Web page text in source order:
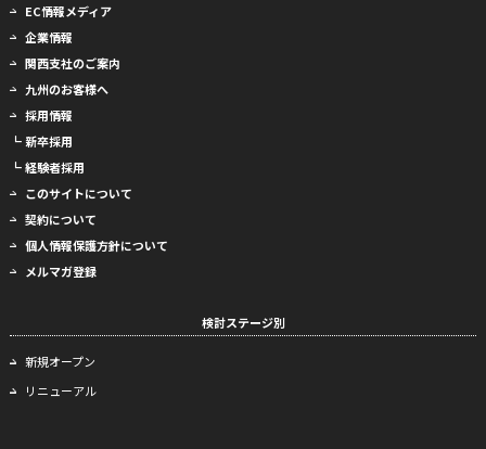
EC情報メディア
企業情報
関西支社のご案内
九州のお客様へ
採用情報
┗ 新卒採用
┗ 経験者採用
このサイトについて
契約について
個人情報保護方針について
メルマガ登録
検討ステージ別
新規オープン
リニューアル